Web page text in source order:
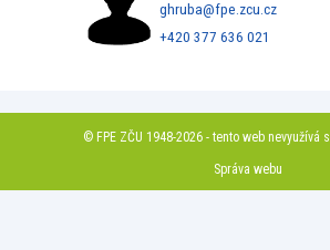
ghruba@fpe.zcu.cz
+420 377 636 021
© FPE ZČU 1948-2026 - tento web nevyužívá
Správa webu